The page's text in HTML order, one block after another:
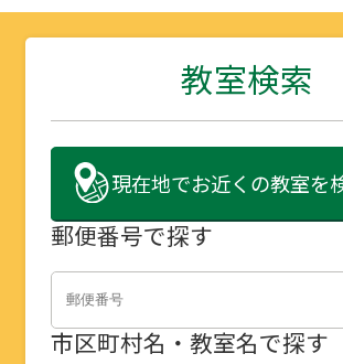
教室検索
現在地でお近くの教室を
郵便番号で探す
市区町村名・教室名で探す